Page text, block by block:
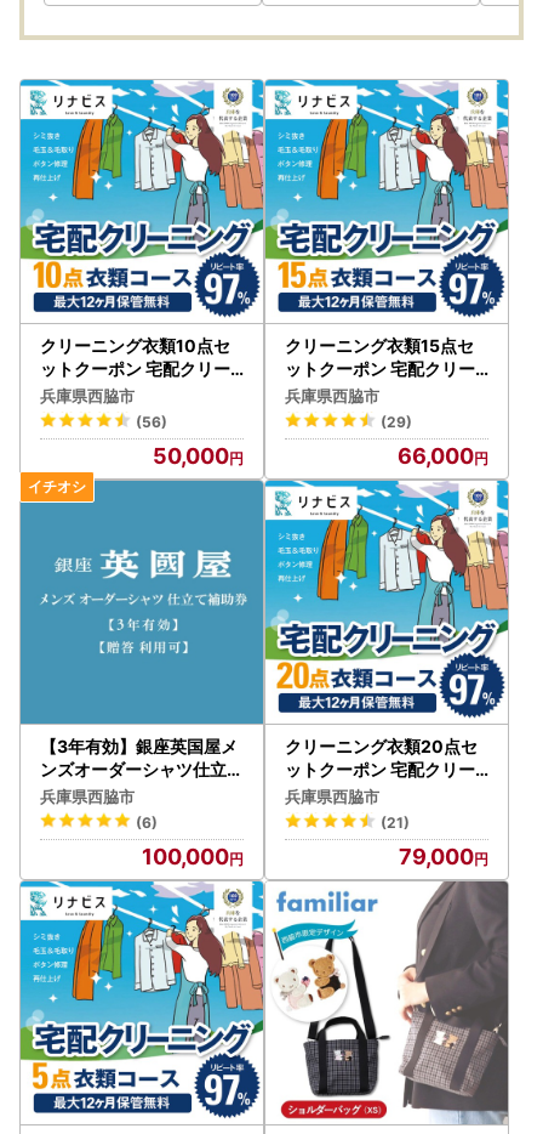
クリーニング衣類10点セ
ットクーポン 宅配クリー
ニング チケット （50-29
）
兵庫県西脇市
(56)
50,000
クリーニング衣類15点セ
ットクーポン 宅配クリー
ニング チケット（66-20
）
兵庫県西脇市
(29)
66,000
【3年有効】銀座英国屋メ
ンズオーダーシャツ仕立て
補助券30,000円分／ご自
身用包装（100-11）
兵庫県西脇市
(6)
100,000
クリーニング衣類20点セ
ットクーポン 宅配クリー
ニング チケット （79-7）
兵庫県西脇市
(21)
79,000